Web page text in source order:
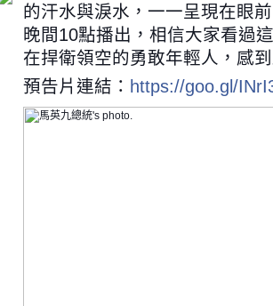
的汗水與淚水，一一呈現在眼
晚間10點播出，相信大家看過
在捍衛領空的勇敢年輕人，感
預告片連結： https://goo.gl/